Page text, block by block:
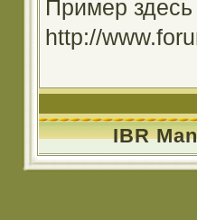
Пример здесь
http://
IBR